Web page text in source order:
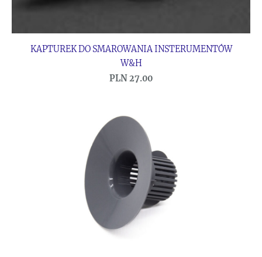
KAPTUREK DO SMAROWANIA INSTERUMENTÓW
W&H
PLN 27.00